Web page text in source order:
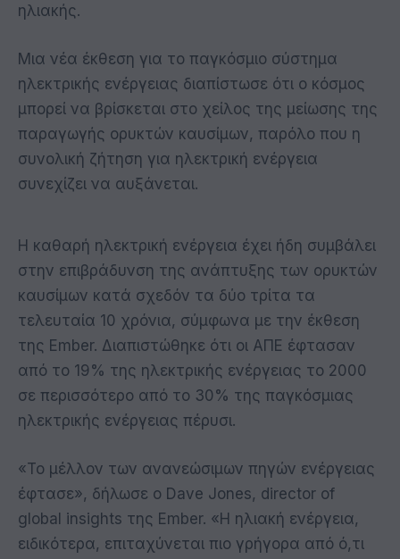
ηλιακής.
Μια νέα έκθεση για το παγκόσμιο σύστημα
ηλεκτρικής ενέργειας διαπίστωσε ότι ο κόσμος
μπορεί να βρίσκεται στο χείλος της μείωσης της
παραγωγής ορυκτών καυσίμων, παρόλο που η
συνολική ζήτηση για ηλεκτρική ενέργεια
συνεχίζει να αυξάνεται.
Η καθαρή ηλεκτρική ενέργεια έχει ήδη συμβάλει
στην επιβράδυνση της ανάπτυξης των ορυκτών
καυσίμων κατά σχεδόν τα δύο τρίτα τα
τελευταία 10 χρόνια, σύμφωνα με την έκθεση
της Ember. Διαπιστώθηκε ότι οι ΑΠΕ έφτασαν
από το 19% της ηλεκτρικής ενέργειας το 2000
σε περισσότερο από το 30% της παγκόσμιας
ηλεκτρικής ενέργειας πέρυσι.
«Το μέλλον των ανανεώσιμων πηγών ενέργειας
έφτασε», δήλωσε ο Dave Jones, director of
global insights της Ember. «Η ηλιακή ενέργεια,
ειδικότερα, επιταχύνεται πιο γρήγορα από ό,τι